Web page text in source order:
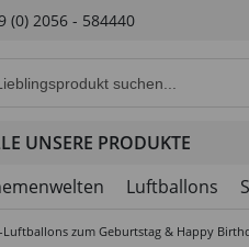
(0) 2056 - 584440
UNSERE PRODUKTE
Luftballons
Luftballons zum Geburtstag & Happy